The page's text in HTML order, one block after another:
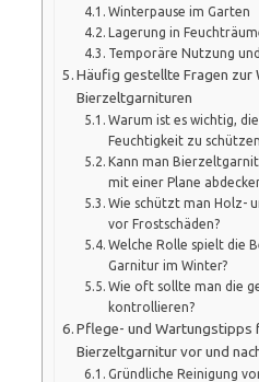
Winterpause im Garten
Lagerung in
Temporäre Nutzung
Häufig gestellte Fragen zur
Bierzeltgarnituren
Warum ist es wichtig,
Feuchtigkeit zu
Kann man
mit einer Plane
Wie schützt man Holz-
vor Frostschäden?
Welche Rolle spielt die
Garnitur im Winter?
Wie oft sollte man die
kontrollieren?
Pflege- und Wartungstipps
Bierzeltgarnitur vor und
Gründliche Reinigung